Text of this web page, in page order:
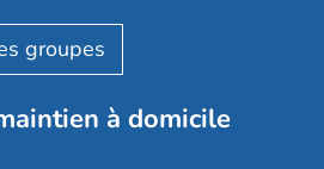
à domicile